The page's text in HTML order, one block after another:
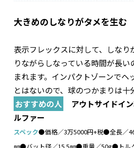
大きめのしなりがタメを生む
表示フレックスに対して、しなり
りながらしなっている時間が長
まれます。インパクトゾーンでヘ
とはないので、球のつかまりは十
おすすめの人
アウトサイドイ
ルファー
スペック●価格／3万5000円+税●全長／